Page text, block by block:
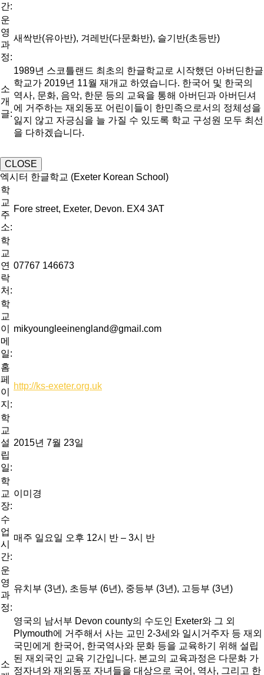
간:
운
영
과
정:
새싹반(유아반), 겨레반(다문화반), 슬기반(초등반)
소
개
글:
1989년 스코틀랜드 최초의 한글학교로 시작했던 아버딘한글
학교가 2019년 11월 재개교 하였습니다. 한국어 및 한국의
역사, 문화, 음악, 한문 등의 교육을 통해 아버딘과 아버딘셔
에 거주하는 재외동포 어린이들이 한민족으로서의 정체성을
잃지 않고 자긍심을 늘 가질 수 있도록 학교 구성원 모두 최선
을 다하겠습니다.
CLOSE
엑시터 한글학교 (Exeter Korean School)
학
교
주
소:
Fore street, Exeter, Devon. EX4 3AT
학
교
연
락
처:
07767 146673
학
교
이
메
일:
mikyoungleeinengland@gmail.com
홈
페
이
지:
http://ks-exeter.org.uk
학
교
설
립
일:
2015년 7월 23일
학
교
장:
이미경
수
업
시
간:
매주 일요일 오후 12시 반 – 3시 반
운
영
과
정:
유치부 (3년), 초등부 (6년), 중등부 (3년), 고등부 (3년)
소
영국의 남서부 Devon county의 수도인 Exeter와 그 외
Plymouth에 거주해서 사는 교민 2-3세와 일시거주자 등 재외
국민에게 한국어, 한국역사와 문화 등을 교육하기 위해 설립
된 재외국인 교육 기간입니다. 본교의 교육과정은 다문화 가
정자녀와 재외동포 자녀들을 대상으로 국어, 역사, 그리고 한